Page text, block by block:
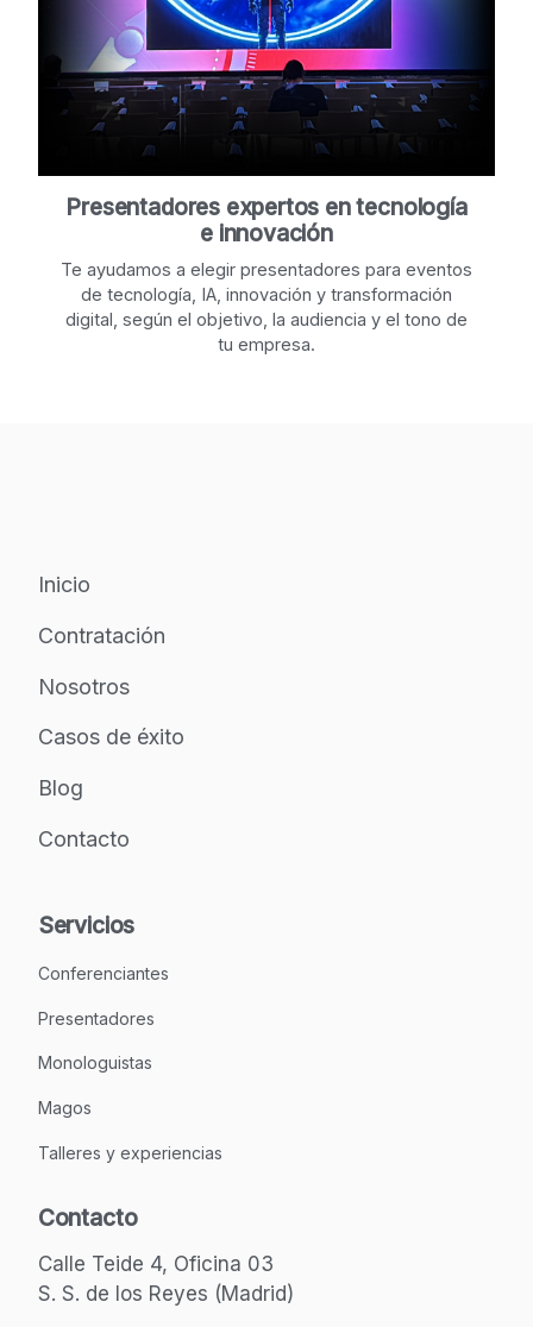
Presentadores expertos en tecnología
e innovación
Te ayudamos a elegir presentadores para eventos
de tecnología, IA, innovación y transformación
digital, según el objetivo, la audiencia y el tono de
tu empresa.
Inicio
Contratación
Nosotros
Casos de éxito
Blog
Contacto
Servicios
Conferenciantes
Presentadores
Monologuistas
Magos
Talleres y experiencias
Contacto
Calle Teide 4, Oficina 03
S. S. de los Reyes (Madrid)